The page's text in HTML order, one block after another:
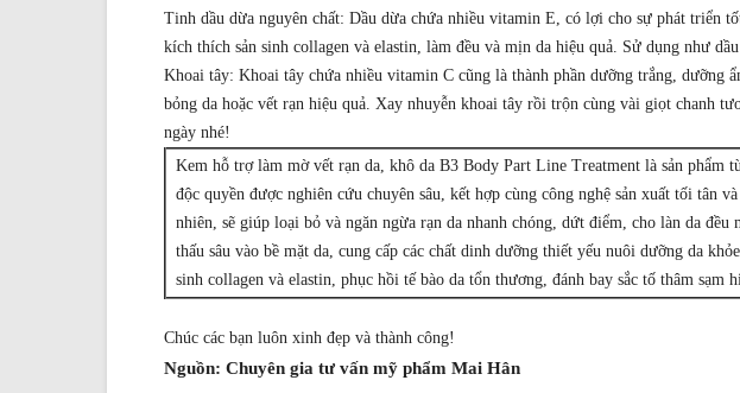
Tinh dầu dừa nguyên chất: Dầu dừa chứa nhiều vitamin E, có lợi cho sự phát triển
kích thích sản sinh collagen và elastin, làm đều và mịn da hiệu quả. Sử dụng như
Khoai tây: Khoai tây chứa nhiều vitamin C cũng là thành phần dưỡng trắng, dưỡng
bỏng da hoặc vết rạn hiệu quả. Xay nhuyễn khoai tây rồi trộn cùng vài giọt chanh
ngày nhé!
Kem hỗ trợ làm mờ vết rạn da, khô da B3 Body Part Line Treatment là sản phẩm
độc quyền được nghiên cứu chuyên sâu, kết hợp cùng công nghệ sản xuất tối tân
nhiên, sẽ giúp loại bỏ và ngăn ngừa rạn da nhanh chóng, dứt điểm, cho làn da đều
thấu sâu vào bề mặt da, cung cấp các chất dinh dưỡng thiết yếu nuôi dưỡng da
sinh collagen và elastin, phục hồi tế bào da tổn thương, đánh bay sắc tố thâm sạm
Chúc các bạn luôn xinh đẹp và thành công!
Nguồn: Chuyên gia tư vấn mỹ phẩm Mai Hân